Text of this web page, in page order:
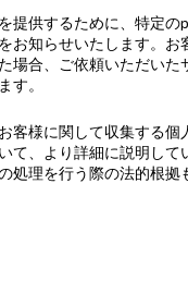
提供するために、特定の
お知らせいたします。お
場合、ご依頼いただいた
す。
客様に関して収集する個
て、より詳細に説明して
処理を行う際の法的根拠